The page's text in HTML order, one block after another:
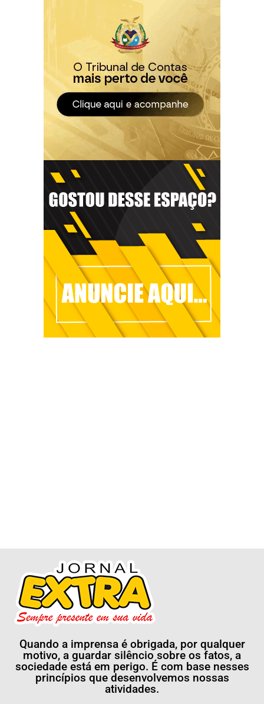
Quando a imprensa é obrigada, por qualquer
motivo, a guardar silêncio sobre os fatos, a
sociedade está em perigo. É com base nesses
princípios que desenvolvemos nossas
atividades.